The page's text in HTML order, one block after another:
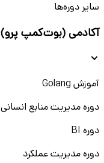
سایر دوره‌ها
آکادمی (بوت‌کمپ پرو)
آموزش Golang
دوره مدیریت منابع انسانی
دوره BI
دوره مدیریت عملکرد